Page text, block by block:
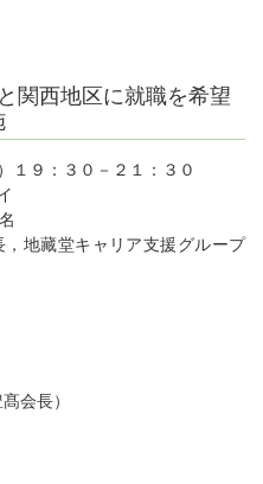
関西地区に就職を希望
１９：３０－２１：３０
地藏堂キャリア支援グループ
会長）